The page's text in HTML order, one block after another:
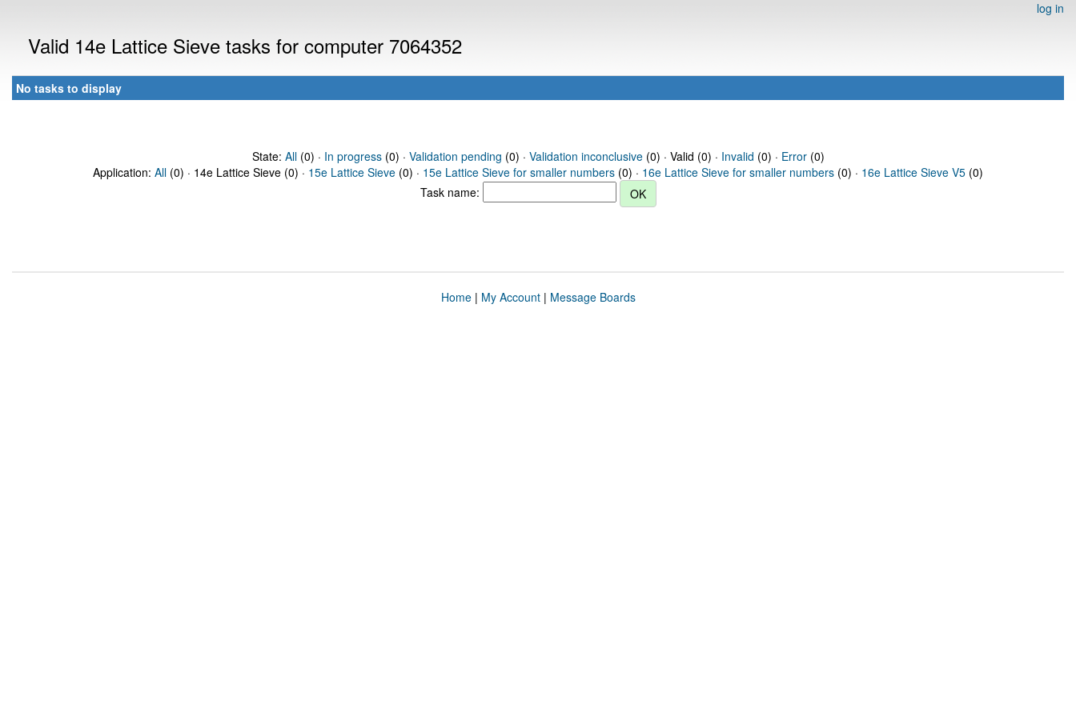
log in
Valid 14e Lattice Sieve tasks for computer 7064352
No tasks to display
State: All(0) · In progress(0) · Validation pending (0) · Validation inconclusive(0) · Valid (0) · Invalid (0) · Error(0)
Application: All (0) · 14e Lattice Sieve (0) · 15e Lattice Sieve (0) · 15e Lattice Sieve for smaller numbers (0) · 16e Lattice Sieve for smaller numbers (0) · 16e Lattice Sieve V5 (0)
Task name:
Home| My Account| Message Boards